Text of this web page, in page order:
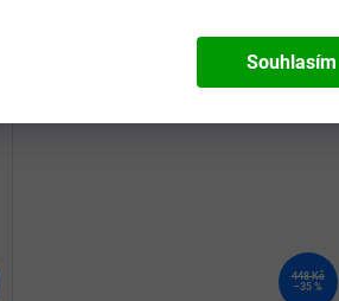
Souhlasím
448 Kč
–35 %
Kód:901141.601-2XS